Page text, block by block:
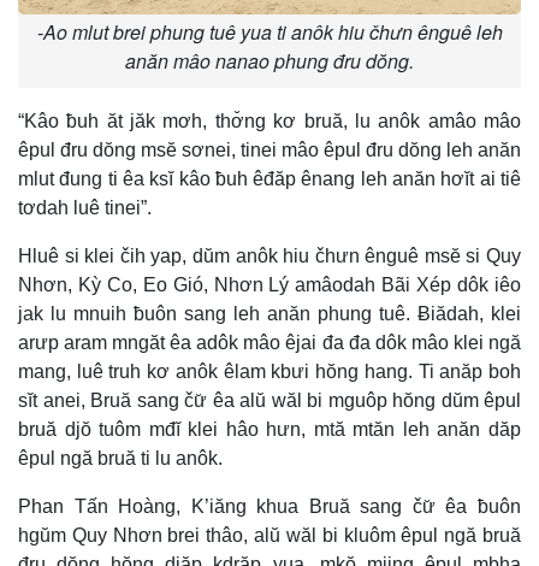
-Ao mlut brei phung tuê yua ti anôk hiu čhưn ênguê leh
anăn mâo nanao phung đru dŏng.
“Kâo ƀuh ăt jăk mơh, thơ̆ng kơ bruă, lu anôk amâo mâo
êpul đru dŏng msĕ sơnei, tinei mâo êpul đru dŏng leh anăn
mlut đung ti êa ksĭ kâo ƀuh êđăp ênang leh anăn hơĭt ai tiê
tơdah luê tinei”.
Hluê si klei čih yap, dŭm anôk hiu čhưn ênguê msĕ si Quy
Nhơn, Kỳ Co, Eo Gió, Nhơn Lý amâodah Bãi Xép dôk iêo
jak lu mnuih ƀuôn sang leh anăn phung tuê. Ƀiădah, klei
arưp aram mngăt êa adôk mâo êjai đa đa dôk mâo klei ngă
mang, luê truh kơ anôk êlam kbưi hŏng hang. Ti anăp boh
sĭt anei, Bruă sang čư̆ êa alŭ wăl bi mguôp hŏng dŭm êpul
bruă djŏ tuôm mđĭ klei hâo hưn, mtă mtăn leh anăn dăp
êpul ngă bruă ti lu anôk.
Phan Tấn Hoàng, K’iăng khua Bruă sang čư̆ êa ƀuôn
hgŭm Quy Nhơn brei thâo, alŭ wăl bi kluôm êpul ngă bruă